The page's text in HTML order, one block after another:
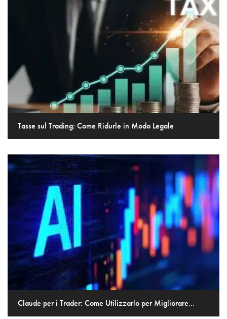
Tasse sul Trading: Come Ridurle in Modo Legale
Claude per i Trader: Come Utilizzarlo per Migliorare...